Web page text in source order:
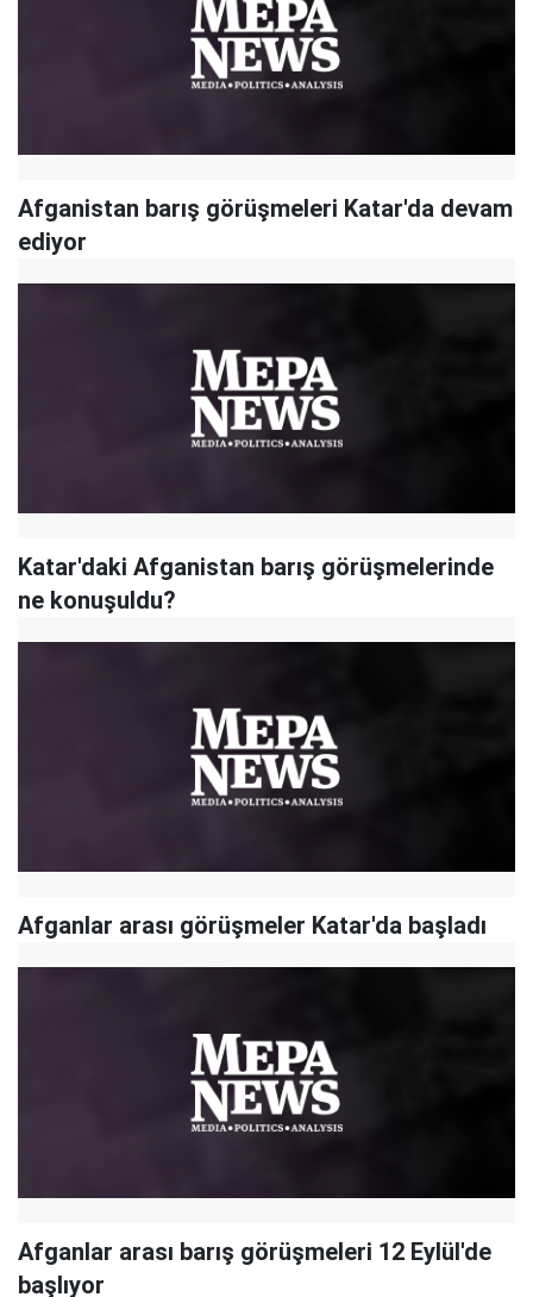
Afganistan barış görüşmeleri Katar'da devam
ediyor
Katar'daki Afganistan barış görüşmelerinde
ne konuşuldu?
Afganlar arası görüşmeler Katar'da başladı
Afganlar arası barış görüşmeleri 12 Eylül'de
başlıyor